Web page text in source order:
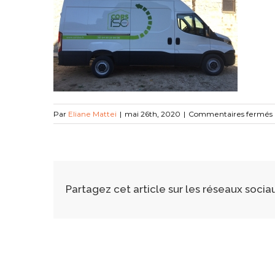
Par Eliane Mattei | mai 26th, 2020 | Commentaires fermés
Partagez cet article sur les réseaux